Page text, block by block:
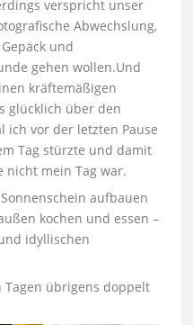
verspricht unser
Abwechslung,
und
gehen wollen.Und
kräftemäßigen
glücklich über den
ich vor der letzten Pause
Tag stürzte und damit
nicht mein Tag war.
aufbauen
kochen und essen –
idyllischen
Tagen übrigens doppelt